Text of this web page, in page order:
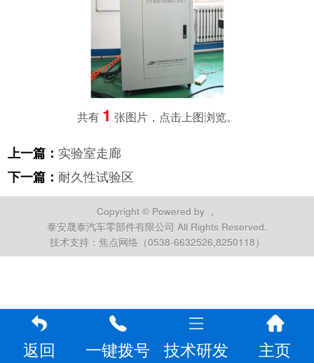
共有 1 张图片，点击上图浏览。
上一篇： 实验室走廊
下一篇： 耐久性试验区
Copyright © Powered by ，
泰安晟泰汽车零部件有限公司 All Rights Reserved.
技术支持：焦点网络（0538-6632526,8250118）
返回 一键拨号 技术研发 主页